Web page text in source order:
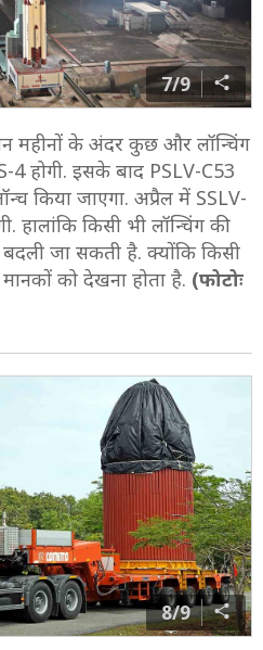
7/9
महीनों के अंदर कुछ और लॉन्चिंग
4 होगी. इसके बाद PSLV-C53
किया जाएगा. अप्रैल में SSLV-
हालांकि किसी भी लॉन्चिंग की
जा सकती है. क्योंकि किसी
को देखना होता है. (फोटोः
8/9